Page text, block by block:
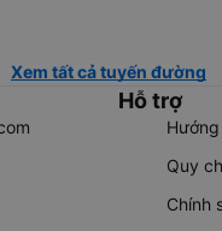
Xem tất cả tuyến đường
Hỗ trợ
Quy
Chính